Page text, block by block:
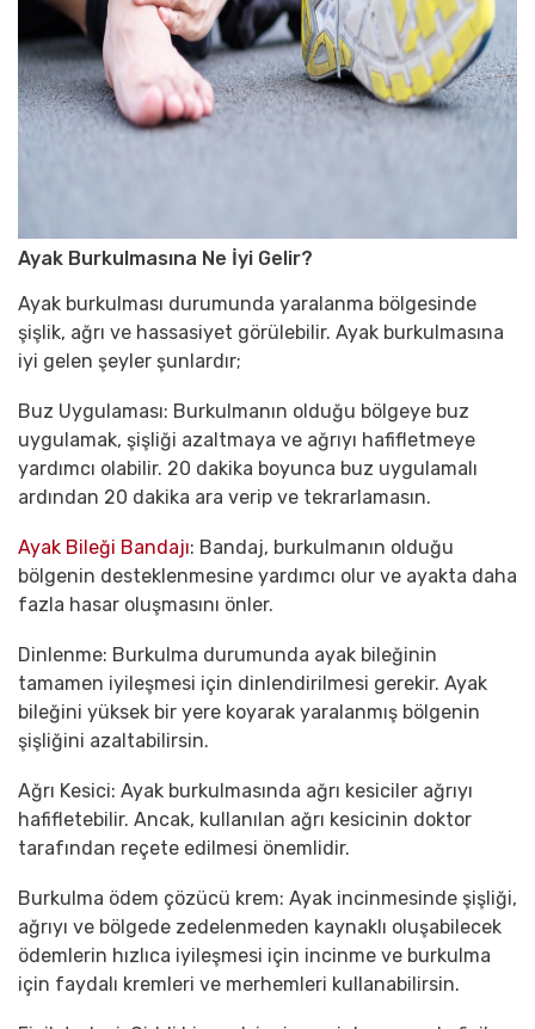
Ayak Burkulmasına Ne İyi Gelir?
Ayak burkulması durumunda yaralanma bölgesinde
şişlik, ağrı ve hassasiyet görülebilir. Ayak burkulmasına
iyi gelen şeyler şunlardır;
Buz Uygulaması: Burkulmanın olduğu bölgeye buz
uygulamak, şişliği azaltmaya ve ağrıyı hafifletmeye
yardımcı olabilir. 20 dakika boyunca buz uygulamalı
ardından 20 dakika ara verip ve tekrarlamasın.
Ayak Bileği Bandajı: Bandaj, burkulmanın olduğu
bölgenin desteklenmesine yardımcı olur ve ayakta daha
fazla hasar oluşmasını önler.
Dinlenme: Burkulma durumunda ayak bileğinin
tamamen iyileşmesi için dinlendirilmesi gerekir. Ayak
bileğini yüksek bir yere koyarak yaralanmış bölgenin
şişliğini azaltabilirsin.
Ağrı Kesici: Ayak burkulmasında ağrı kesiciler ağrıyı
hafifletebilir. Ancak, kullanılan ağrı kesicinin doktor
tarafından reçete edilmesi önemlidir.
Burkulma ödem çözücü krem: Ayak incinmesinde şişliği,
ağrıyı ve bölgede zedelenmeden kaynaklı oluşabilecek
ödemlerin hızlıca iyileşmesi için incinme ve burkulma
için faydalı kremleri ve merhemleri kullanabilirsin.